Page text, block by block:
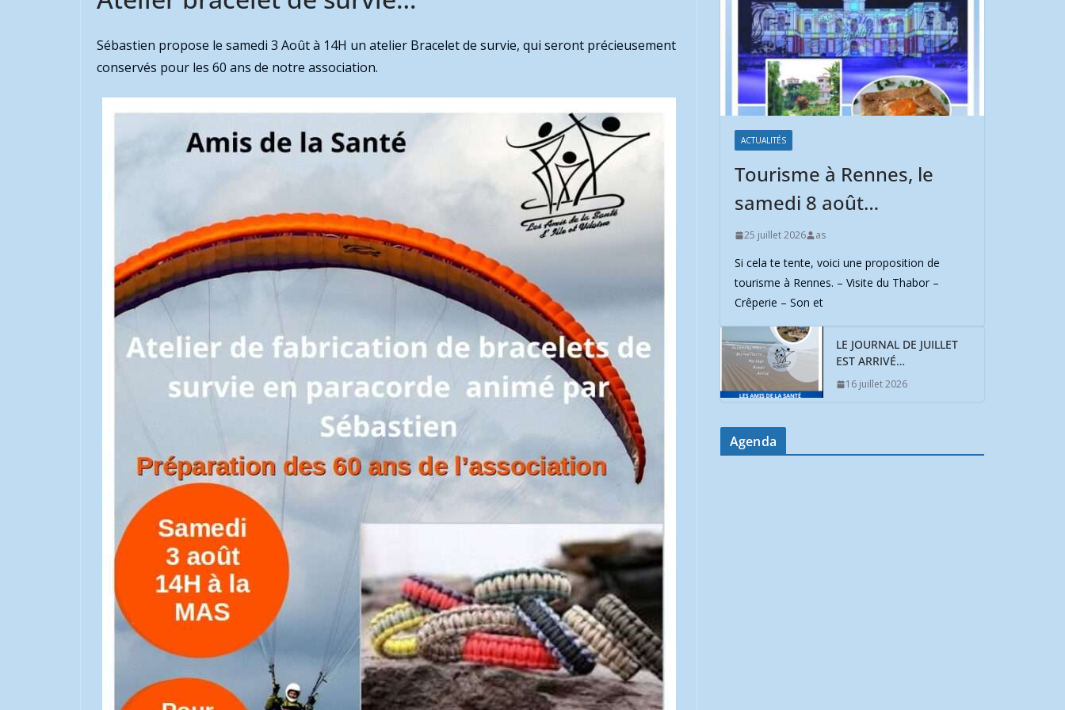
Sébastien propose le samedi 3 Août à 14H un atelier Bracelet de survie, qui seront précieusement
conservés pour les 60 ans de notre association.
ACTUALITÉS
Tourisme à Rennes, le
samedi 8 août…
25 juillet 2026 as
Si cela te tente, voici une proposition de
tourisme à Rennes. – Visite du Thabor –
Crêperie – Son et
LE JOURNAL DE JUILLET
EST ARRIVÉ…
16 juillet 2026
Agenda